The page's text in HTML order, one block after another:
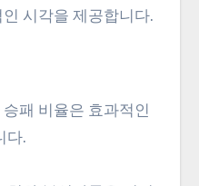
시각을 제공합니다.
패 비율은 효과적인
다.